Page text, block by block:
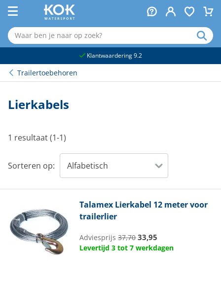
Klantwaardering 9.2
Trailertoebehoren
Lierkabels
1 resultaat (1-1)
Sorteren op:
Talamex Lierkabel 12 meter voor
trailerlier
Adviesprijs37,70 33,95
Levertijd 3 tot 7 werkdagen